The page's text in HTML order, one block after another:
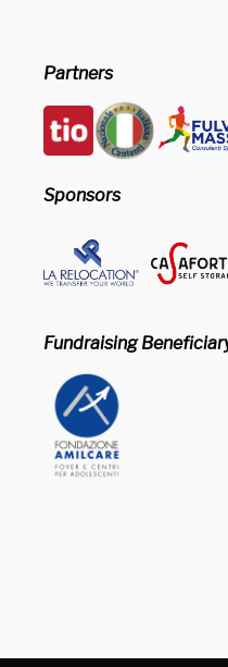
Partners
Sponsors
Fundraising